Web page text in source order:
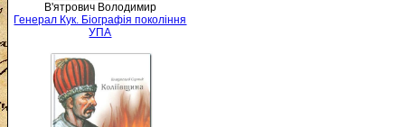
В'ятрович Володимир
Генерал Кук. Біографія покоління
УПА